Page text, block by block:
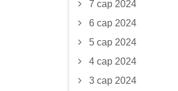
7 сар 2024
6 сар 2024
5 сар 2024
4 сар 2024
3 сар 2024